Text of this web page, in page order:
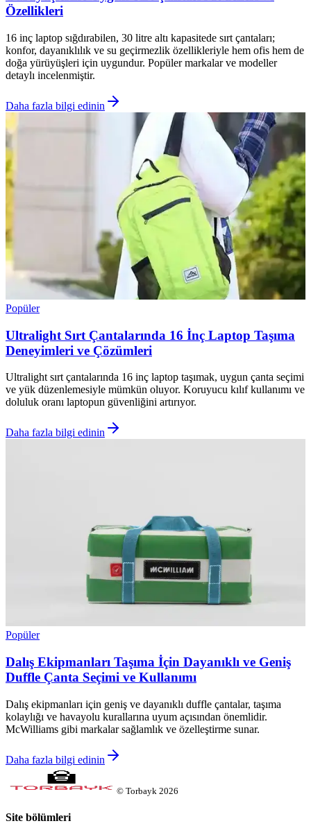
Özellikleri
16 inç laptop sığdırabilen, 30 litre altı kapasitede sırt çantaları;
konfor, dayanıklılık ve su geçirmezlik özellikleriyle hem ofis hem de
doğa yürüyüşleri için uygundur. Popüler markalar ve modeller
detaylı incelenmiştir.
Daha fazla bilgi edinin
Popüler
Ultralight Sırt Çantalarında 16 İnç Laptop Taşıma
Deneyimleri ve Çözümleri
Ultralight sırt çantalarında 16 inç laptop taşımak, uygun çanta seçimi
ve yük düzenlemesiyle mümkün oluyor. Koruyucu kılıf kullanımı ve
doluluk oranı laptopun güvenliğini artırıyor.
Daha fazla bilgi edinin
Popüler
Dalış Ekipmanları Taşıma İçin Dayanıklı ve Geniş
Duffle Çanta Seçimi ve Kullanımı
Dalış ekipmanları için geniş ve dayanıklı duffle çantalar, taşıma
kolaylığı ve havayolu kurallarına uyum açısından önemlidir.
McWilliams gibi markalar sağlamlık ve özelleştirme sunar.
Daha fazla bilgi edinin
© Torbayk 2026
Site bölümleri